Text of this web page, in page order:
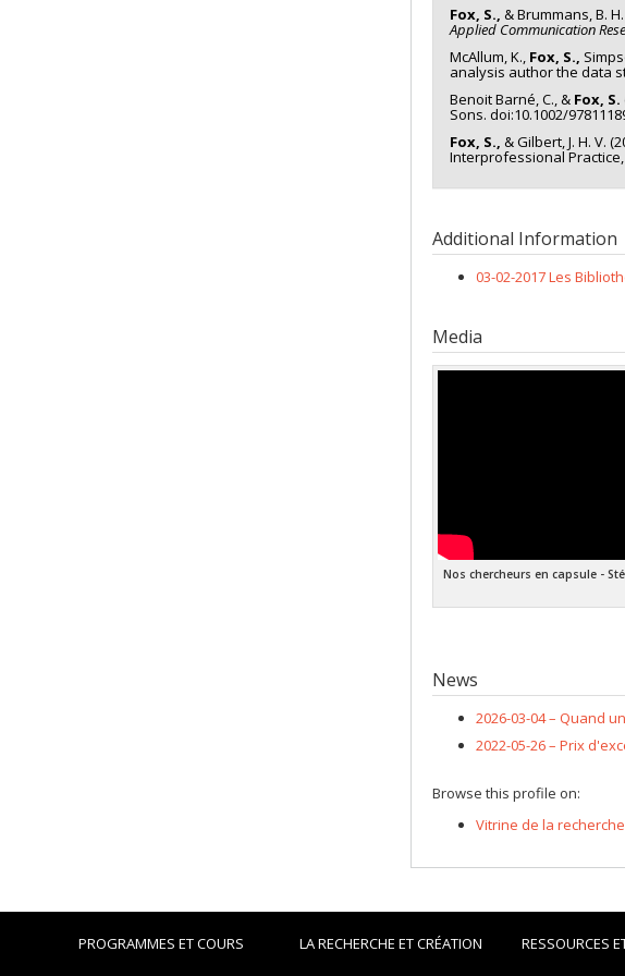
Fox, S., & Brummans, B.
Applied Communication
McAllum, K., Fox, S.,
analysis author the data
Benoit Barné, C., & Fox, S.
Sons. doi:10.1002/
Fox, S., & Gilbert, J. H. V.
Interprofessional Practice,
Additional Information
03-02-2017 Les
Media
Nos chercheurs en capsule -
News
2026-03-04 – Quand
2022-05-26 – Prix
Browse this profile on:
Vitrine de la recherche
PROGRAMMES ET COURS LA RECHERCHE ET CRÉATION RESSOURCES